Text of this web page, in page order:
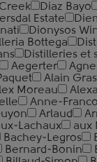
Diaz Bayo
Estate
Dionysos
Bottega
Distilleries et
Aegerter
Alain Gras
Moreau
Anne-
Arlaud
Lachaux
aux
Bachey-Legros
Bernard-Bonin